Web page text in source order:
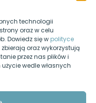
technologii
oraz w celu
Dowiedz się w polityce
oraz wykorzystują
przez nas plików i
wedle własnych
14
10
przy pomocy
. A zatem
wiedzieć,
to artykuł,
a który pojemnik
jak jeden wielki
do którego